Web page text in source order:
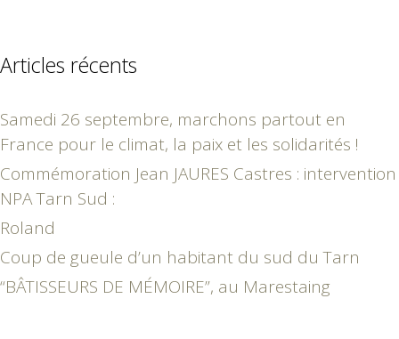
Articles récents
Samedi 26 septembre, marchons partout en
France pour le climat, la paix et les solidarités !
Commémoration Jean JAURES Castres : intervention
NPA Tarn Sud :
Roland
Coup de gueule d’un habitant du sud du Tarn
“BÂTISSEURS DE MÉMOIRE”, au Marestaing